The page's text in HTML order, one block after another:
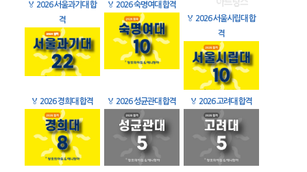
🏅 2026 서울과기대 합
격
🏅 2026 숙명여대 합격
🏅 2026 서울시립대 합
격
🏅 2026 경희대 합격 🏅 2026 성균관대 합격 🏅 2026 고려대 합격